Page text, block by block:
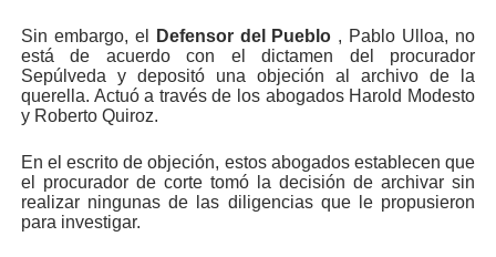
Sin embargo, el Defensor del Pueblo , Pablo Ulloa, no
está de acuerdo con el dictamen del procurador
Sepúlveda y depositó una objeción al archivo de la
querella. Actuó a través de los abogados Harold Modesto
y Roberto Quiroz.
En el escrito de objeción, estos abogados establecen que
el procurador de corte tomó la decisión de archivar sin
realizar ningunas de las diligencias que le propusieron
para investigar.